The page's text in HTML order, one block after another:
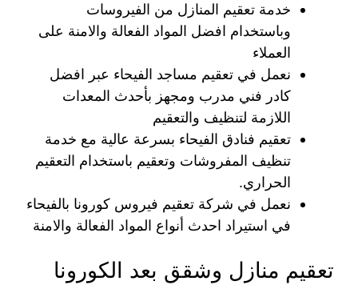
خدمة تعقيم المنازل من الفيروسات
وباستخدام افضل المواد الفعالة والامنة على
العملاء
نعمل في تعقيم مساجد الفيحاء عبر افضل
كادر فني مدرب ومجهز بأحدث المعدات
اللازمة لتنظيف والتعقيم
تعقيم فنادق الفيحاء بسرعة عالية مع خدمة
تنظيف المفروشات وتعقيم باستخدام التعقيم
الحراري.
نعمل في شركة تعقيم فيروس كورونا بالفيحاء
في استيراد احدث أنواع المواد الفعالة والامنة
تعقيم منازل وشقق بعد الكورونا